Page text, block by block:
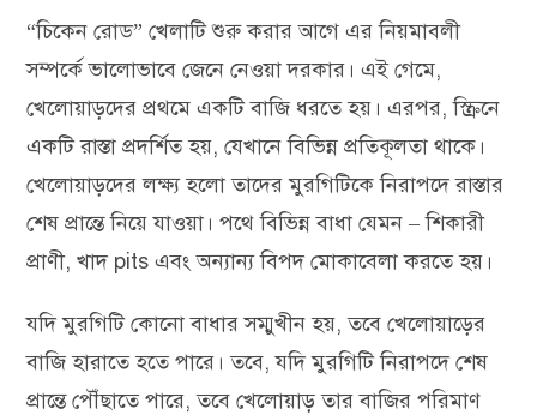
“চিকেন রোড” খেলাটি শুরু করার আগে এর নিয়মাবলী
সম্পর্কে ভালোভাবে জেনে নেওয়া দরকার। এই গেমে,
খেলোয়াড়দের প্রথমে একটি বাজি ধরতে হয়। এরপর, স্ক্রিনে
একটি রাস্তা প্রদর্শিত হয়, যেখানে বিভিন্ন প্রতিকূলতা থাকে।
খেলোয়াড়দের লক্ষ্য হলো তাদের মুরগিটিকে নিরাপদে রাস্তার
শেষ প্রান্তে নিয়ে যাওয়া। পথে বিভিন্ন বাধা যেমন – শিকারী
প্রাণী, খাদ pits এবং অন্যান্য বিপদ মোকাবেলা করতে হয়।
যদি মুরগিটি কোনো বাধার সম্মুখীন হয়, তবে খেলোয়াড়ের
বাজি হারাতে হতে পারে। তবে, যদি মুরগিটি নিরাপদে শেষ
প্রান্তে পৌঁছাতে পারে, তবে খেলোয়াড় তার বাজির পরিমাণ